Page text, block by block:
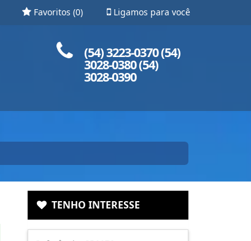
Ligamos para você
Favoritos (0)
(54) 3223-0370 (54)
3028-0380 (54)
3028-0390
TENHO INTERESSE